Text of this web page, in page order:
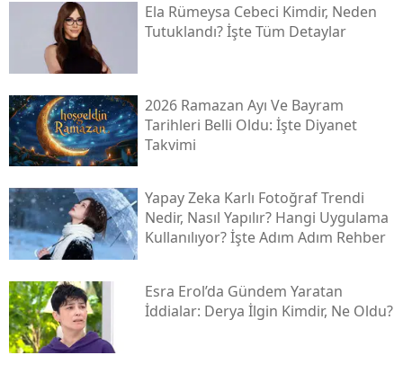
Ela Rümeysa Cebeci Kimdir, Neden
Tutuklandı? İşte Tüm Detaylar
2026 Ramazan Ayı Ve Bayram
Tarihleri Belli Oldu: İşte Diyanet
Takvimi
Yapay Zeka Karlı Fotoğraf Trendi
Nedir, Nasıl Yapılır? Hangi Uygulama
Kullanılıyor? İşte Adım Adım Rehber
Esra Erol’da Gündem Yaratan
İddialar: Derya İlgin Kimdir, Ne Oldu?